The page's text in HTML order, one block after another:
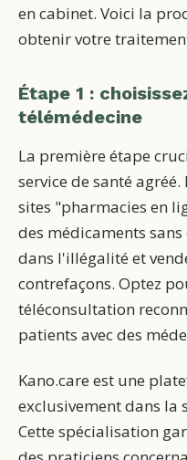
en cabinet. Voici la
obtenir votre
Étape 1 :
télémédecine
La première étape
service de santé
sites "pharmacies en
des médicaments
dans l'illégalité et
contrefaçons. Optez
téléconsultation
patients avec des
Kano.care est une
exclusivement dans la
Cette spécialisation